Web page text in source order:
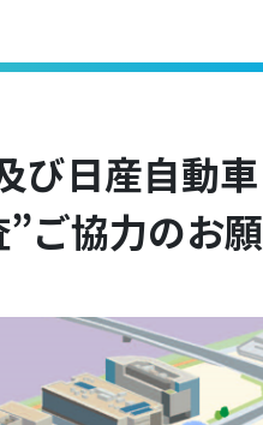
び日産自動車
ご協力のお願